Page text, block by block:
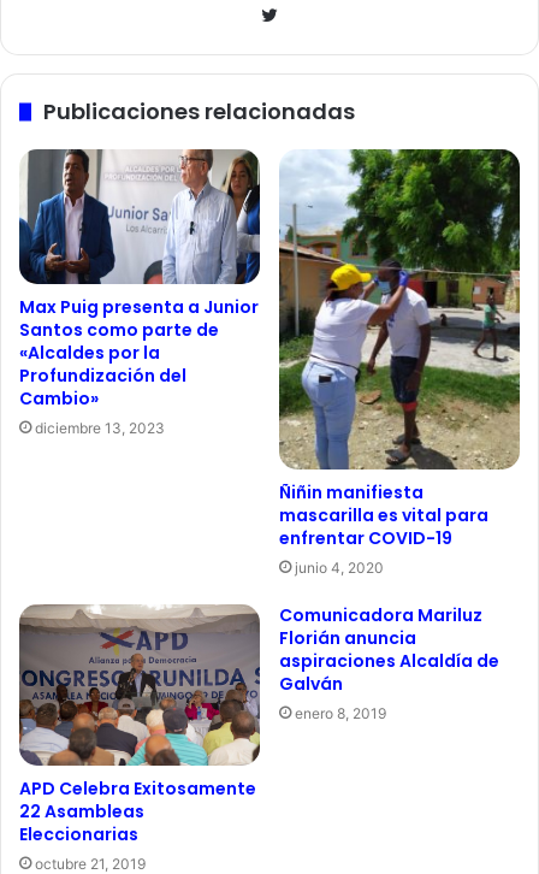
Twitter
Publicaciones relacionadas
Max Puig presenta a Junior
Santos como parte de
«Alcaldes por la
Profundización del
Cambio»
diciembre 13, 2023
Ñiñin manifiesta
mascarilla es vital para
enfrentar COVID-19
junio 4, 2020
APD Celebra Exitosamente
22 Asambleas
Eleccionarias
octubre 21, 2019
Comunicadora Mariluz
Florián anuncia
aspiraciones Alcaldía de
Galván
enero 8, 2019